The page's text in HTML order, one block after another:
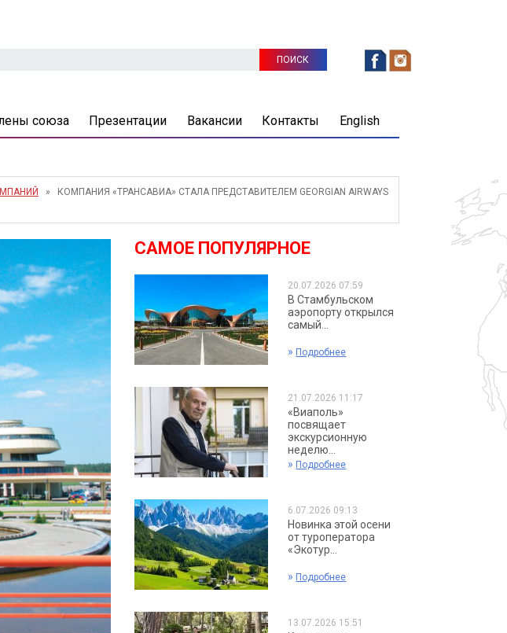
союза Презентации Вакансии Контакты English
» КОМПАНИЯ «ТРАНСАВИА» СТАЛА ПРЕДСТАВИТЕЛЕМ GEORGIAN AIRWAYS
САМОЕ ПОПУЛЯРНОЕ
20.07.2026 07:59
В Стамбульском
аэропорту открылся
самый...
» Подробнее
21.07.2026 11:17
«Виаполь»
посвящает
экскурсионную
неделю...
» Подробнее
6.07.2026 09:13
Новинка этой осени
от туроператора
«Экотур...
» Подробнее
13.07.2026 15:51